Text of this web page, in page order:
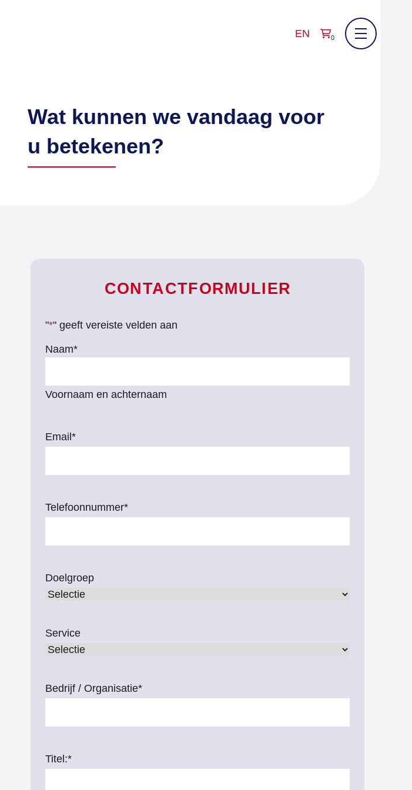
EN 0
Wat kunnen we vandaag voor
u betekenen?
CONTACTFORMULIER
"*" geeft vereiste velden aan
Naam*
Voornaam en achternaam
Email *
Telefoonnummer*
Doelgroep
Service
Bedrijf / Organisatie*
Titel:*